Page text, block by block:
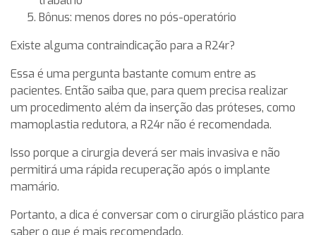
Bônus: menos dores no pós-operatório
Existe alguma contraindicação para a R24r?
Essa é uma pergunta bastante comum entre as
pacientes. Então saiba que, para quem precisa realizar
um procedimento além da inserção das próteses, como
mamoplastia redutora, a R24r não é recomendada.
Isso porque a cirurgia deverá ser mais invasiva e não
permitirá uma rápida recuperação após o implante
mamário.
Portanto, a dica é conversar com o cirurgião plástico para
saber o que é mais recomendado.